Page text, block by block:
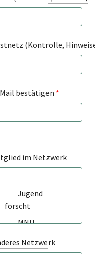
(Kontrolle,
bestätigen *
im Netzwerk
Jugend
forscht
MNU
MIT Club
MINT-EC
Netzwerk